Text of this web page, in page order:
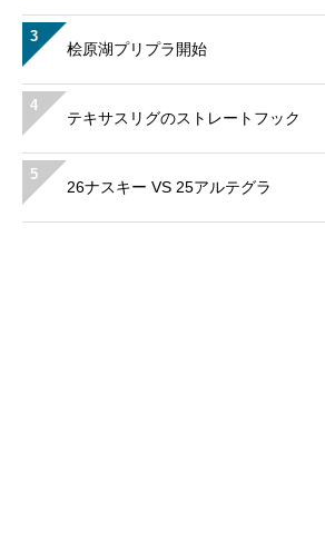
3
桧原湖プリプラ開始
4
テキサスリグのストレートフック
5
26ナスキー VS 25アルテグラ